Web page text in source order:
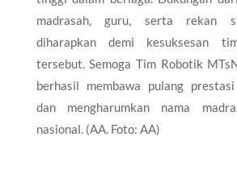
madrasah, guru, serta rekan
diharapkan demi kesuksesan
tersebut. Semoga Tim Robotik
berhasil membawa pulang prestasi
dan mengharumkan nama
nasional. (AA. Foto: AA)